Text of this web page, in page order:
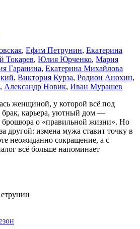
, Ефим Петрунин, Екатерина
Токарев, Юлия Юрченко, Мария
Гаранина, Екатерина Михайлова
, Виктория Курза, Родион Анохин,
, Александр Новик, Иван Мурашев
женщиной, у которой всё под
брак, карьера, уютный дом —
брошюра о «правильной жизни». Но
другой: измена мужа ставит точку в
неожиданно сокращение, а с
всё больше напоминает